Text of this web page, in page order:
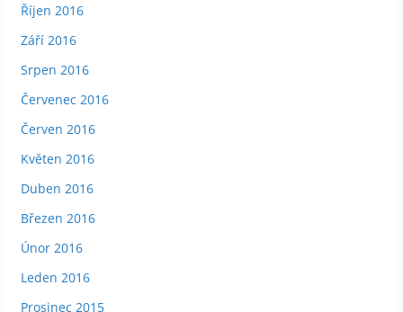
Říjen 2016
Září 2016
Srpen 2016
Červenec 2016
Červen 2016
Květen 2016
Duben 2016
Březen 2016
Únor 2016
Leden 2016
Prosinec 2015